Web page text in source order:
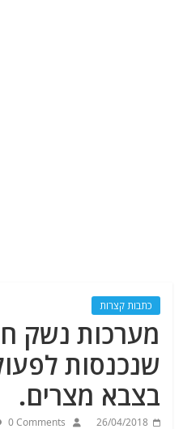
כתבות קצרות
מערכות נשק
שנכנסות
בצבא מצרים.
26/04/2018
0 Comments